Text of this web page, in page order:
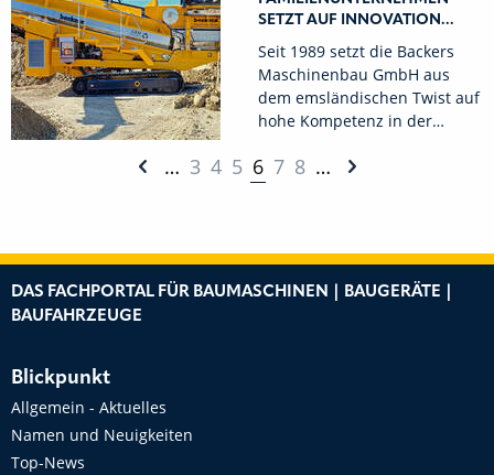
SETZT AUF INNOVATION...
Seit 1989 setzt die Backers
Maschinenbau GmbH aus
dem emsländischen Twist auf
hohe Kompetenz in der…
… 3 4 5 6 7 8 …
DAS FACHPORTAL FÜR BAUMASCHINEN | BAUGERÄTE |
BAUFAHRZEUGE
Blickpunkt
Allgemein - Aktuelles
Namen und Neuigkeiten
Top-News